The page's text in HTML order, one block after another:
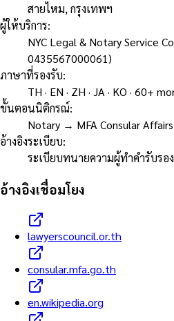
สายไหม, กรุงเทพฯ
ผู้ให้บริการ:
NYC Legal & Notary Service
0435567000061)
ภาษาที่รองรับ:
TH · EN · ZH · JA · KO · 60+
ขั้นตอนนิติกรณ์:
Notary → MFA Consular
อ้างอิงระเบียบ:
ระเบียบทนายความผู้ทำคำรับรอ
อ้างอิงเชื่อมโยง
lawyerscouncil.or.th
consular.mfa.go.th
en.wikipedia.org